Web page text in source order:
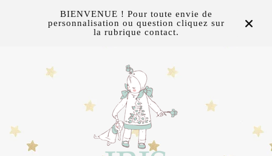
BIENVENUE ! Pour toute envie de
personnalisation ou question cliquez sur
la rubrique contact.